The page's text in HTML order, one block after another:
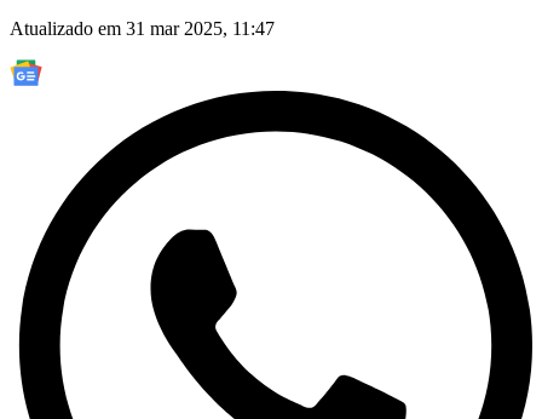
Atualizado em 31 mar 2025, 11:47